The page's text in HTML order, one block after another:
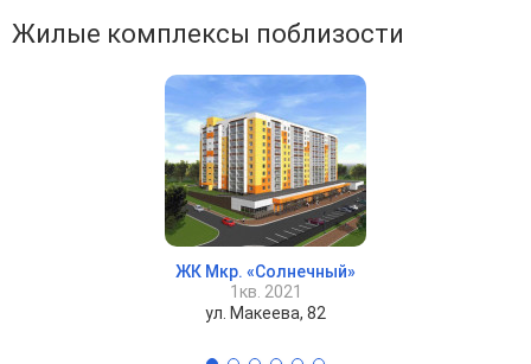
Жилые комплексы поблизости
ЖК Мкр. «Солнечный»
1кв. 2021
ул. Макеева, 82